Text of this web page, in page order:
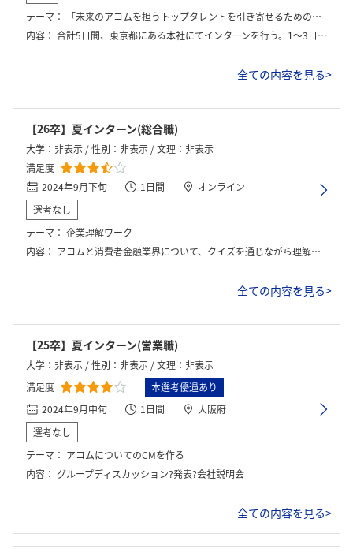
テーマ：
「未来のアコムを担うトップタレントを引き寄せるための戦略。戦術を提案する」
内容： 合計5日間、東京都にある本社にてインターンを行う。1～3日目は、ローンクレジット部門のCM企画、海外事業の進出国策定、信用保証の商品企画業務を一日ずつ行う。4，5日目は発表に向けた準備を行う。
全ての内容を見る>
【26卒】夏インターン(総合職)
大学：非表示 / 性別：非表示 / 文理：非表示
満足度
2024年9月下旬
1日間
オンライン
選考なし
テーマ： 企業理解ワーク
内容： アコムと消費者金融業界について、クイズを通じながら理解するワーク。
全ての内容を見る>
【25卒】夏インターン(営業職)
大学：非表示 / 性別：非表示 / 文理：非表示
満足度
本選考優遇あり
2024年9月中旬
1日間
大阪府
選考なし
テーマ： アコムについてのCMを作る
内容： グループディスカッション?発表?会社説明会
全ての内容を見る>